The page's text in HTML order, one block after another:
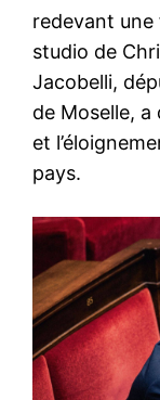
redevant une
studio de
Jacobelli,
de Moselle,
et
pays.